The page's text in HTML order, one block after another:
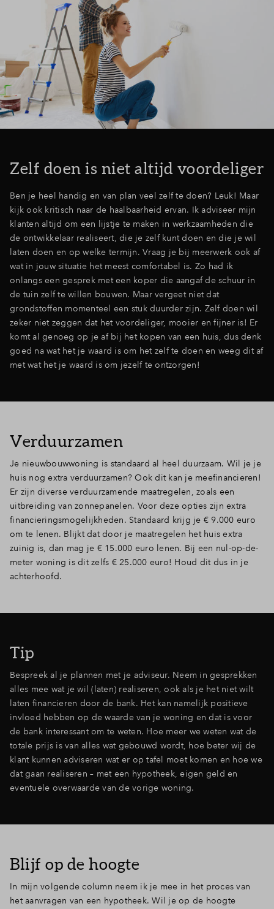
Zelf doen is niet altijd voordeliger
Ben je heel handig en van plan veel zelf te doen? Leuk! Maar
kijk ook kritisch naar de haalbaarheid ervan. Ik adviseer mijn
klanten altijd om een lijstje te maken in werkzaamheden die
de ontwikkelaar realiseert, die je zelf kunt doen en die je wil
laten doen en op welke termijn. Vraag je bij meerwerk ook af
wat in jouw situatie het meest comfortabel is. Zo had ik
onlangs een gesprek met een koper die aangaf de schuur in
de tuin zelf te willen bouwen. Maar vergeet niet dat
grondstoffen momenteel een stuk duurder zijn. Zelf doen wil
zeker niet zeggen dat het voordeliger, mooier en fijner is! Er
komt al genoeg op je af bij het kopen van een huis, dus denk
goed na wat het je waard is om het zelf te doen en weeg dit af
met wat het je waard is om jezelf te ontzorgen!
Verduurzamen
Je nieuwbouwwoning is standaard al heel duurzaam. Wil je je
huis nog extra verduurzamen? Ook dit kan je meefinancieren!
Er zijn diverse verduurzamende maatregelen, zoals een
uitbreiding van zonnepanelen. Voor deze opties zijn extra
financieringsmogelijkheden. Standaard krijg je € 9.000 euro
om te lenen. Blijkt dat door je maatregelen het huis extra
zuinig is, dan mag je € 15.000 euro lenen. Bij een nul-op-de-
meter woning is dit zelfs € 25.000 euro! Houd dit dus in je
achterhoofd.
Tip
Bespreek al je plannen met je adviseur. Neem in gesprekken
alles mee wat je wil (laten) realiseren, ook als je het niet wilt
laten financieren door de bank. Het kan namelijk positieve
invloed hebben op de waarde van je woning en dat is voor
de bank interessant om te weten. Hoe meer we weten wat de
totale prijs is van alles wat gebouwd wordt, hoe beter wij de
klant kunnen adviseren wat er op tafel moet komen en hoe we
dat gaan realiseren – met een hypotheek, eigen geld en
eventuele overwaarde van de vorige woning.
Blijf op de hoogte
In mijn volgende column neem ik je mee in het proces van
het aanvragen van een hypotheek. Wil je op de hoogte